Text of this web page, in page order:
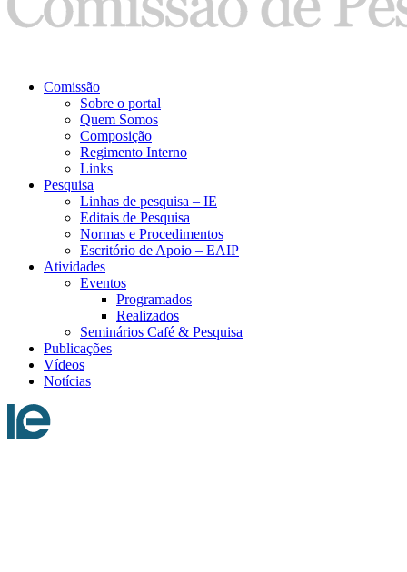
Comissão
Sobre o portal
Quem Somos
Composição
Regimento Interno
Links
Pesquisa
Linhas de pesquisa – IE
Editais de Pesquisa
Normas e Procedimentos
Escritório de Apoio – EAIP
Atividades
Eventos
Programados
Realizados
Seminários Café & Pesquisa
Publicações
Vídeos
Notícias